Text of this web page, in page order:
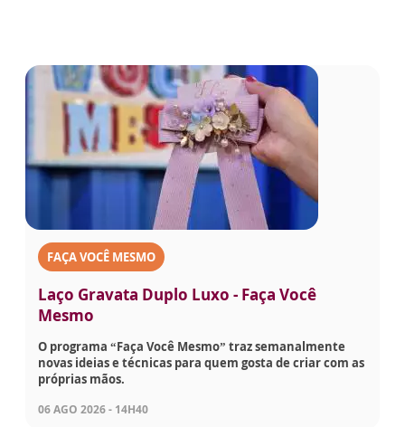
FAÇA VOCÊ MESMO
Laço Gravata Duplo Luxo - Faça Você
Mesmo
O programa “Faça Você Mesmo” traz semanalmente
novas ideias e técnicas para quem gosta de criar com as
próprias mãos.
06 AGO 2026 - 14H40